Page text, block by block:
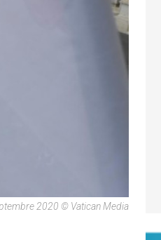
2020 © Vatican Media